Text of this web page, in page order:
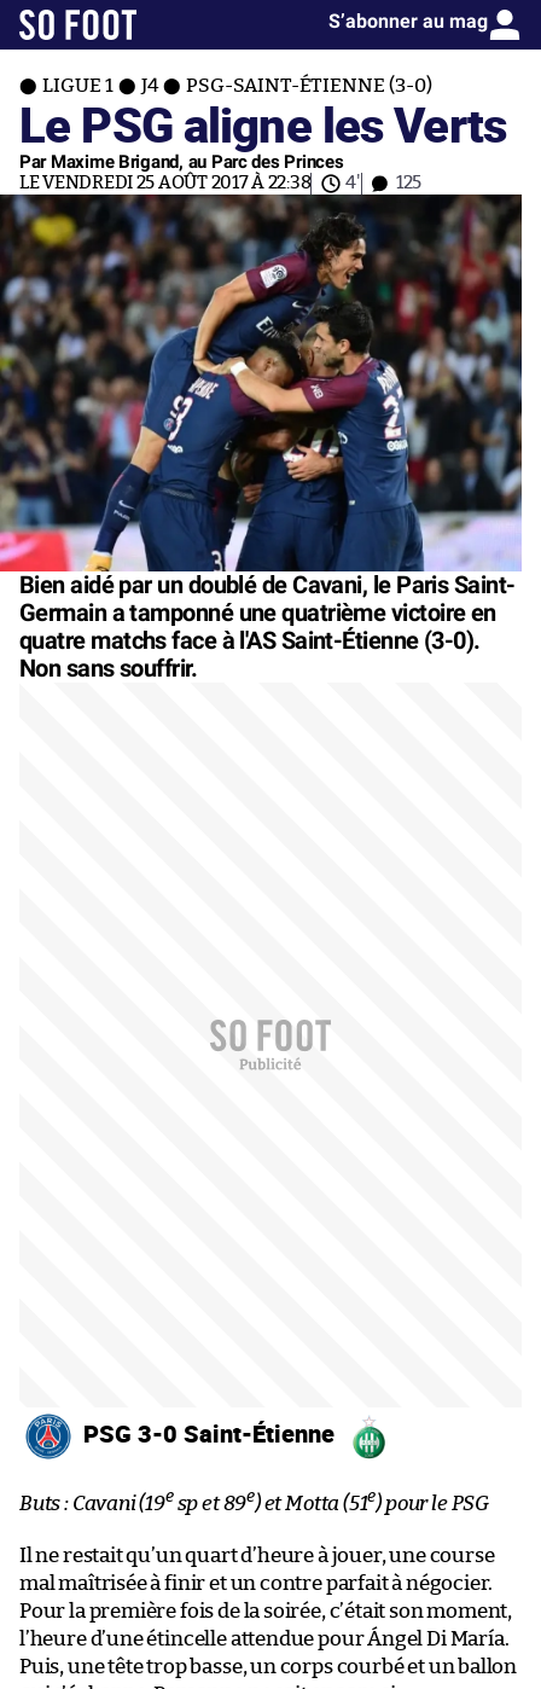
S’abonner au mag
LIGUE 1 J4 PSG-SAINT-ÉTIENNE (3-0)
Le PSG aligne les Verts
Par Maxime Brigand, au Parc des Princes
LE VENDREDI 25 AOÛT 2017 À 22:38 4' 125
Bien aidé par un doublé de Cavani, le Paris Saint-
Germain a tamponné une quatrième victoire en
quatre matchs face à l'AS Saint-Étienne (3-0).
Non sans souffrir.
PSG 3-0 Saint-Étienne
Buts : Cavani (19esp et 89e) et Motta (51e) pour le PSG
Il ne restait qu’un quart d’heure à jouer, une course
mal maîtrisée à finir et un contre parfait à négocier.
Pour la première fois de la soirée, c’était son moment,
l’heure d’une étincelle attendue pour Ángel Di María.
Puis, une tête trop basse, un corps courbé et un ballon